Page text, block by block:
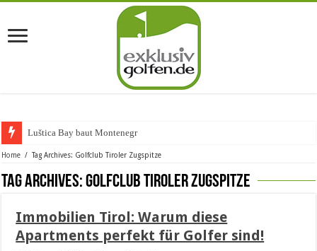
Luštica Bay baut Montenegros er
Home / Tag Archives: Golfclub Tiroler Zugspitze
Tag Archives:Golfclub Tiroler Zugspitze
Immobilien Tirol: Warum diese
Apartments perfekt für Golfer sind!